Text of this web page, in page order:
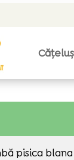
Cățeluș
pisica